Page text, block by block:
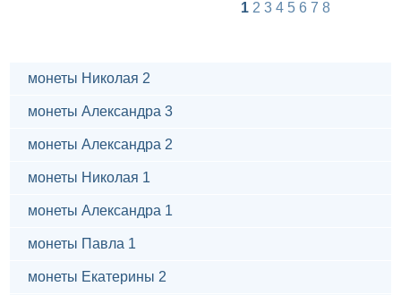
1 2 3 4 5 6 7 8
монеты Николая 2
монеты Александра 3
монеты Александра 2
монеты Николая 1
монеты Александра 1
монеты Павла 1
монеты Екатерины 2